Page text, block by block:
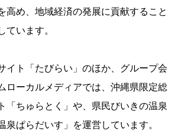
高め、地域経済の発展に貢献すること
ています。
イト「たびらい」のほか、グループ会
ローカルメディアでは、沖縄県限定総
「ちゅらとく」や、県民びいきの温泉
泉ぱらだいす」を運営しています。